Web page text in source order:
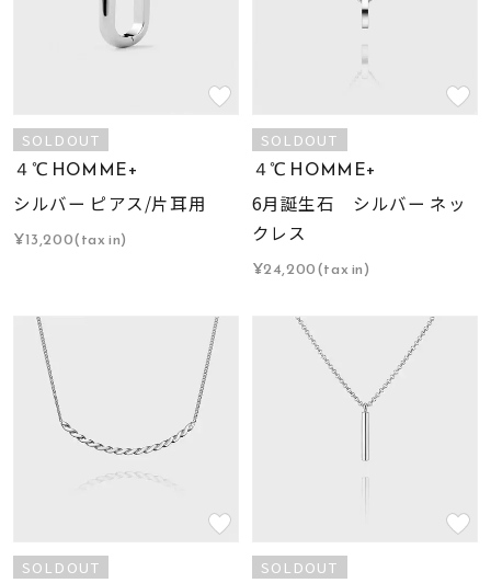
SOLDOUT
４℃ HOMME+
シルバー ピアス/片耳用
¥13,200(tax in)
SOLDOUT
４℃ HOMME+
6月誕生石 シルバー ネッ
クレス
¥24,200(tax in)
SOLDOUT SOLDOUT